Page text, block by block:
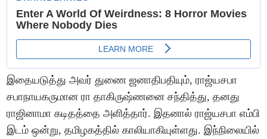
இதையடுத்து அவர் துணை ஜனாதிபதியும், ராஜ்யசபா
சபாநாயகருமான ரா தாகிருஷ்ணனை சந்தித்து, தனது
ராஜினாமா கடிதத்தை அளித்தார். இதனால் ராஜ்யசபா எம்பி
இடம் ஒன்று, தமிழகத்தில் காலியாகியுள்ளது. இந்நிலையில்